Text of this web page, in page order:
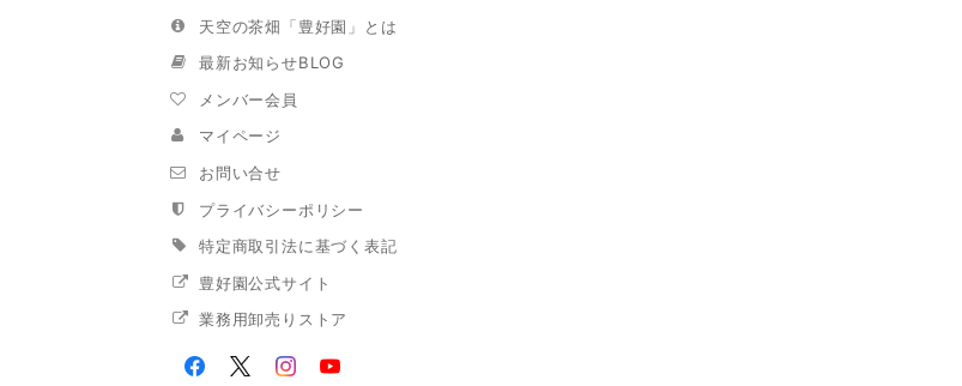
天空の茶畑「豊好園」とは
最新お知らせBLOG
メンバー会員
マイページ
お問い合せ
プライバシーポリシー
特定商取引法に基づく表記
豊好園公式サイト
業務用卸売りストア